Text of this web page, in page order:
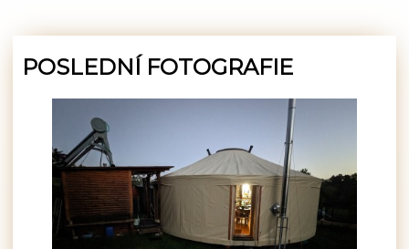
POSLEDNÍ FOTOGRAFIE